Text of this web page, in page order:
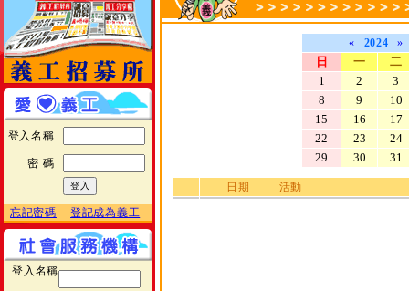
登入名稱
密 碼
忘記密碼 登記成為義工
登入名稱
« 2024 »
日 一
二
1
2
3
8
9
10
15
16
17
22
23
24
29
30 31
日期 活動